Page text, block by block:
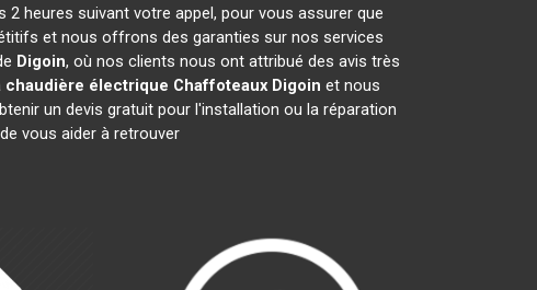
heures suivant votre appel, pour vous assurer que
et nous offrons des garanties sur nos services
Digoin, où nos clients nous ont attribué des avis très
chaudière électrique Chaffoteaux Digoin et nous
un devis gratuit pour l'installation ou la réparation
vous aider à retrouver